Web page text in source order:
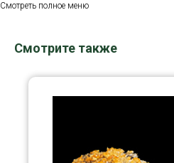
Смотреть полное меню
Смотрите также